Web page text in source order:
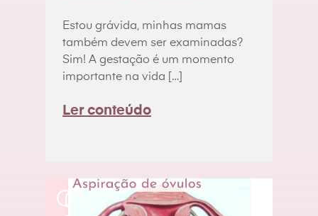
Estou grávida, minhas mamas
também devem ser examinadas?
Sim! A gestação é um momento
importante na vida […]
Ler conteúdo